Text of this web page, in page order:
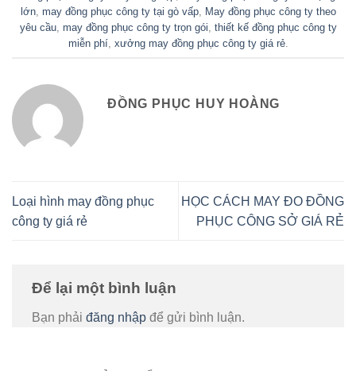
lớn, may đồng phục công ty tại gò vấp, May đồng phục công ty theo
yêu cầu, may đồng phục công ty trọn gói thiết kế đồng phục công ty
miễn phí, xưởng may đồng phục công ty giá rẻ.
ĐỒNG PHỤC HUY HOÀNG
Loại hình may đồng phục
công ty giá rẻ
HỌC CÁCH MAY ĐO ĐỒNG
PHỤC CÔNG SỞ GIÁ RẺ
Để lại một bình luận
Bạn phải đăng nhập để gửi bình luận.